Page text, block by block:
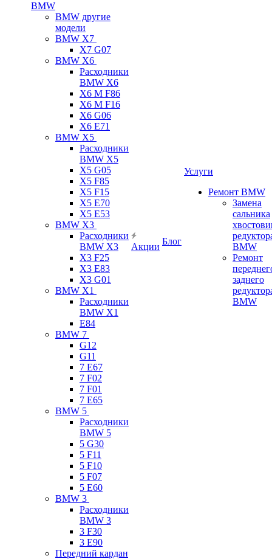
BMW
BMW другие
модели
BMW X7
X7 G07
BMW X6
Расходники
BMW X6
X6 M F86
X6 M F16
X6 G06
X6 E71
BMW X5
Расходники
BMW X5
X5 G05
X5 F85
X5 F15
X5 E70
X5 E53
BMW X3
Расходники
BMW X3
X3 F25
X3 E83
X3 G01
BMW X1
Расходники
BMW X1
E84
BMW 7
G12
G11
7 Е67
7 F02
7 F01
7 E65
BMW 5
Расходники
BMW 5
5 G30
5 F11
5 F10
5 F07
5 E60
BMW 3
Расходники
BMW 3
3 F30
3 E90
Передний кардан
Акции
Блог
Услуги
Ремонт BMW
Замена
сальника
BMW
Ремонт
заднего
BMW